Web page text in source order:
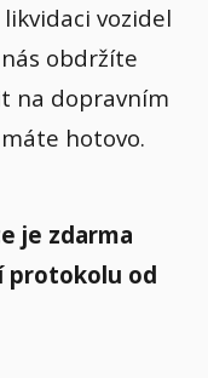
vozidel
obdržíte
na dopravním
hotovo.
je zdarma
protokolu od